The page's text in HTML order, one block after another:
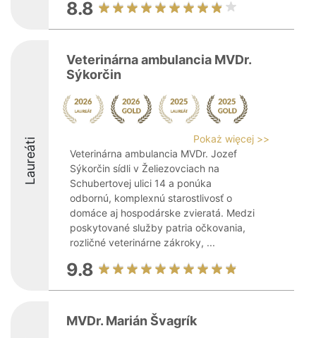
8.8
Laureáti
Veterinárna ambulancia MVDr.
Sýkorčin
Pokaż więcej >>
Veterinárna ambulancia MVDr. Jozef
Sýkorčin sídli v Želiezovciach na
Schubertovej ulici 14 a ponúka
odbornú, komplexnú starostlivosť o
domáce aj hospodárske zvieratá. Medzi
poskytované služby patria očkovania,
rozličné veterinárne zákroky, ...
9.8
MVDr. Marián Švagrík